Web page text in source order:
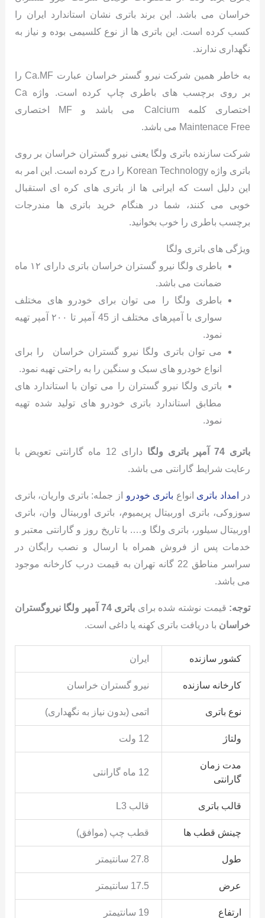
خراسان می باشد. این برند باتری نشان استاندارد ایران را
کسب کرده است. این باتری ها از نوع کلسیمی بوده و نیاز به
نگهداری ندارند.
به خاطر همین شرکت نیرو گستر خراسان عبارت Ca.MF را
بر روی برچسب های باطری چاپ کرده است. واژه Ca
اختصاری کلمه Calcium می باشد و MF اختصاری
Maintenace Free می باشد.
شرکت سازنده باتری ولگا یعنی نیرو گستران خراسان بر روی
باتری واژه Korean Technology را درج کرده است. این امر به
این دلیل است که ایرانی ها از باتری های کره ای استقبال
خوبی می کنند، شما در هنگام خرید باتری ها مندرجات
برچسب باطری را خوب بخوانید.
ویژگی های باتری ولگا
باطری ولگا نیرو گستران خراسان باتری دارای ۱۲ ماه
ضمانت می باشد.
باطری ولگا را می توان برای خودرو های مختلف
سواری با آمپرهای مختلف از 45 آمپر تا ۲۰۰ آمپر تهیه
نمود.
می توان باتری ولگا نیرو گستران خراسان را برای
انواع خودرو های سبک و سنگین را به راحتی تهیه نمود.
باتری ولگا نیرو گستران را می توان با استاندارد های
مطابق استاندارد باتری خودرو های تولید شده تهیه
نمود.
باتری 74 آمپر باتری ولگا
دارای 12 ماه گارانتی تعویض با
رعایت شرایط گارانتی می باشد.
در امداد باتری انواع باتری خودرو از جمله: باتری واریان، باتری
سوزوکی، باتری اوربیتال پریمیوم، باتری اوربیتال وان، باتری
اوربیتال سیلور، باتری ولگا و…. با تاریخ روز و گارانتی معتبر و
خدمات پس از فروش همراه با ارسال و نصب رایگان در
سراسر مناطق 22 گانه تهران به قیمت درب کارخانه موجود
می باشد.
توجه: قیمت نوشته شده برای
باتری 74 آمپر ولگا نیروگستران
خراسان با دریافت باتری کهنه یا داغی است.
کشور سازنده ایران
کارخانه سازنده نیرو گستران خراسان
نوع باتری اتمی (بدون نیاز به نگهداری)
ولتاژ 12 ولت
مدت زمان
گارانتی
12 ماه گارانتی
قالب باتری قالب L3
چینش قطب ها قطب چپ (موافق)
طول 27.8 سانتیمتر
عرض 17.5 سانتیمتر
ارتفاع 19 سانتیمتر